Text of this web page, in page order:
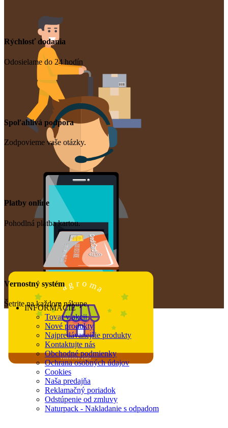
Rýchlosť dodania
Odosielame do 24 hodín
Spoľahlivá podpora
Zodpovieme vaše otázky.
Platby online
Pohodlná platba kartou.
agrom
a
vernostná karta
Vernostný systém
Šetrite na každom nákupe.
INFORMÁCIE
Tovar v akcii
Nové produkty
Najpredávanejšie produkty
Kontaktujte nás
Obchodné podmienky
Ochrana osobných údajov
Cookies
Naša predajňa
Reklamačný poriadok
Odstúpenie od zmluvy
Naturpack - Nakladanie s odpadom